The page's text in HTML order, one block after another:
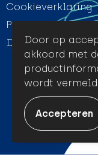
Cookieverklaring
Privacyverklaring
Disclaimer
Door op
akkoord met
wordt vermeld.